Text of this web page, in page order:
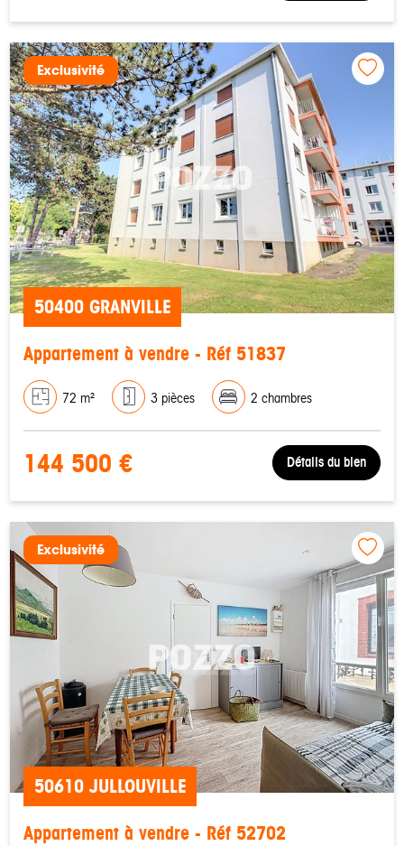
Exclusivité
50400 GRANVILLE
Appartement à vendre - Réf 51837
72 m² 3 pièces 2 chambres
144 500 € Détails du bien
Exclusivité
50610 JULLOUVILLE
Appartement à vendre - Réf 52702